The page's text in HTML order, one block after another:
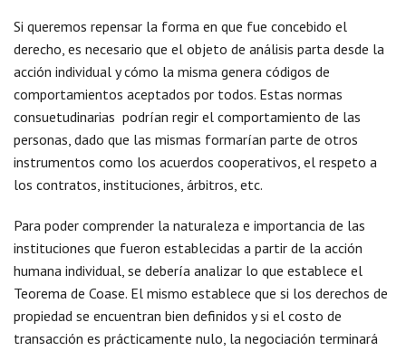
Si queremos repensar la forma en que fue concebido el
derecho, es necesario que el objeto de análisis parta desde la
acción individual y cómo la misma genera códigos de
comportamientos aceptados por todos. Estas normas
consuetudinarias podrían regir el comportamiento de las
personas, dado que las mismas formarían parte de otros
instrumentos como los acuerdos cooperativos, el respeto a
los contratos, instituciones, árbitros, etc.
Para poder comprender la naturaleza e importancia de las
instituciones que fueron establecidas a partir de la acción
humana individual, se debería analizar lo que establece el
Teorema de Coase. El mismo establece que si los derechos de
propiedad se encuentran bien definidos y si el costo de
transacción es prácticamente nulo, la negociación terminará